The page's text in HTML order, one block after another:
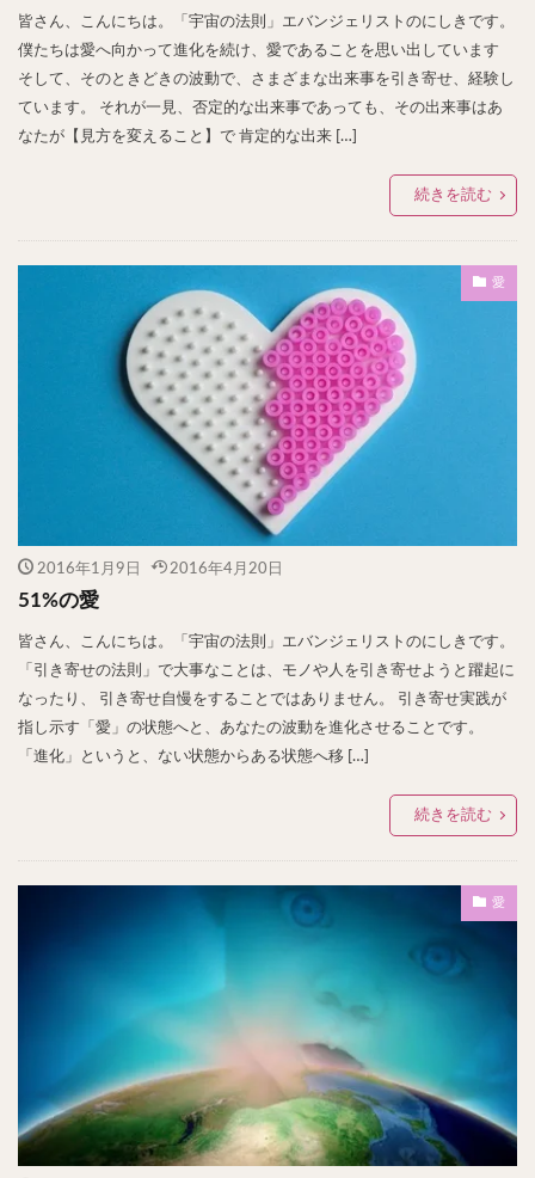
皆さん、こんにちは。「宇宙の法則」エバンジェリストのにしきです。
僕たちは愛へ向かって進化を続け、愛であることを思い出しています
そして、そのときどきの波動で、さまざまな出来事を引き寄せ、経験し
ています。 それが一見、否定的な出来事であっても、その出来事はあ
なたが【見方を変えること】で 肯定的な出来 […]
続きを読む
愛
2016年1月9日 2016年4月20日
51%の愛
皆さん、こんにちは。「宇宙の法則」エバンジェリストのにしきです。
「引き寄せの法則」で大事なことは、モノや人を引き寄せようと躍起に
なったり、 引き寄せ自慢をすることではありません。 引き寄せ実践が
指し示す「愛」の状態へと、あなたの波動を進化させることです。
「進化」というと、ない状態からある状態へ移 […]
続きを読む
愛